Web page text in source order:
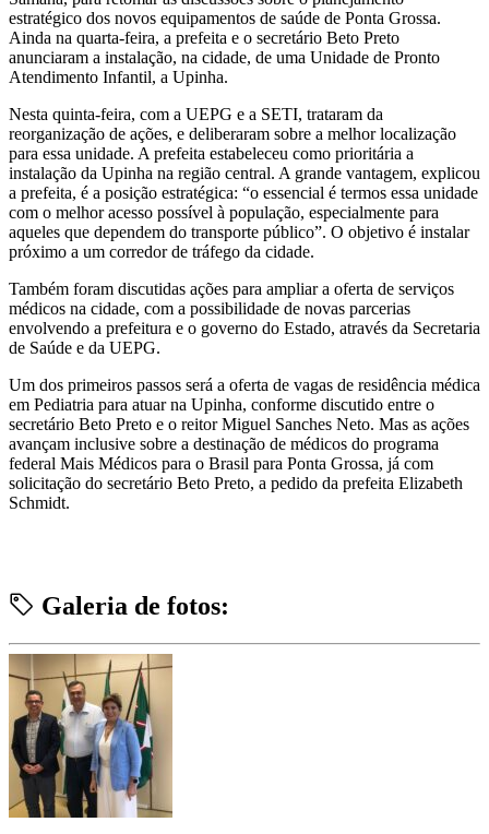
estratégico dos novos equipamentos de saúde de Ponta Grossa.
Ainda na quarta-feira, a prefeita e o secretário Beto Preto
anunciaram a instalação, na cidade, de uma Unidade de Pronto
Atendimento Infantil, a Upinha.
Nesta quinta-feira, com a UEPG e a SETI, trataram da
reorganização de ações, e deliberaram sobre a melhor localização
para essa unidade. A prefeita estabeleceu como prioritária a
instalação da Upinha na região central. A grande vantagem, explicou
a prefeita, é a posição estratégica: “o essencial é termos essa unidade
com o melhor acesso possível à população, especialmente para
aqueles que dependem do transporte público”. O objetivo é instalar
próximo a um corredor de tráfego da cidade.
Também foram discutidas ações para ampliar a oferta de serviços
médicos na cidade, com a possibilidade de novas parcerias
envolvendo a prefeitura e o governo do Estado, através da Secretaria
de Saúde e da UEPG.
Um dos primeiros passos será a oferta de vagas de residência médica
em Pediatria para atuar na Upinha, conforme discutido entre o
secretário Beto Preto e o reitor Miguel Sanches Neto. Mas as ações
avançam inclusive sobre a destinação de médicos do programa
federal Mais Médicos para o Brasil para Ponta Grossa, já com
solicitação do secretário Beto Preto, a pedido da prefeita Elizabeth
Schmidt.
Galeria de fotos: